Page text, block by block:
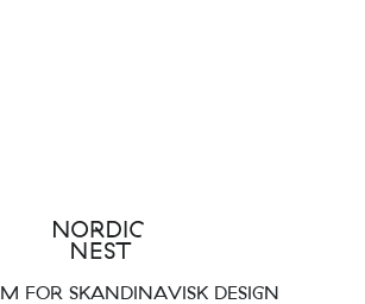
FOR SKANDINAVISK DESIGN